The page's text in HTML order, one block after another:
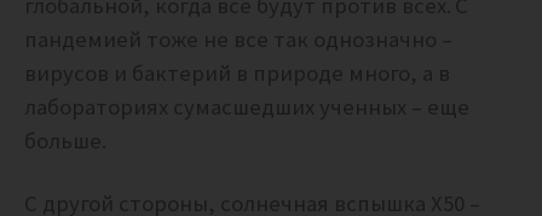
глобальной, когда все будут против всех.
пандемией тоже не все так однозначно –
вирусов и бактерий в природе много, а в
лабораториях сумасшедших ученных – еще
больше.
С другой стороны, солнечная вспышка X50 –